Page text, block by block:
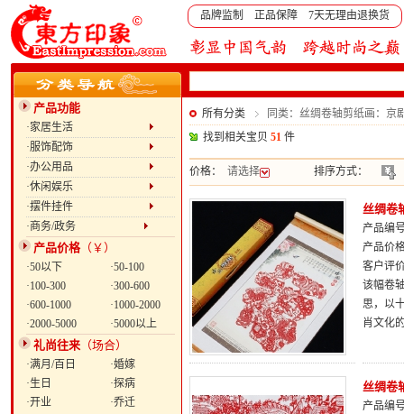
品牌监制 正品保障 7天无理由退换货
产品功能
·家居生活
·服饰配饰
·办公用品
·休闲娱乐
·摆件挂件
·商务/政务
产品价格（￥）
·50以下
·50-100
·100-300
·300-600
·600-1000
·1000-2000
·2000-5000
·5000以上
礼尚往来 （场合）
·满月/百日
·婚嫁
·生日
·探病
·开业
·乔迁
所有分类
同类：丝绸卷轴剪纸画：京
找到相关宝贝 51 件
价格： 请选择 排序方式：
丝绸卷
产品编
产品价
客户评
该幅卷
思，以
肖文化
丝绸卷
产品编